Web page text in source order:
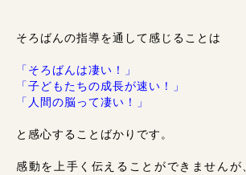
そろばんの指導を通して感じることは
「そろばんは凄い！」
「子どもたちの成長が速い！」
「人間の脳って凄い！」
と感心することばかりです。
感動を上手く伝えることができません